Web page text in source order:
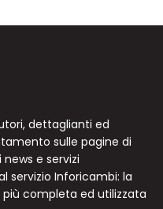
dettaglianti ed
sulle pagine di
news e servizi
servizio Inforicambi: la
completa ed utilizzata